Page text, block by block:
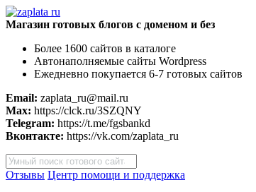
Магазин готовых блогов с доменом и без
Более 1600 сайтов в каталоге
Автонаполняемые сайты Wordpress
Ежедневно покупается 6-7 готовых сайтов
Email: zaplata_ru@mail.ru
Max: https://clck.ru/3SZQNY
Telegram: https://t.me/fgsbankd
Вконтакте: https://vk.com/zaplata_ru
Поиск
товаров
Отзывы Центр помощи и поддержка